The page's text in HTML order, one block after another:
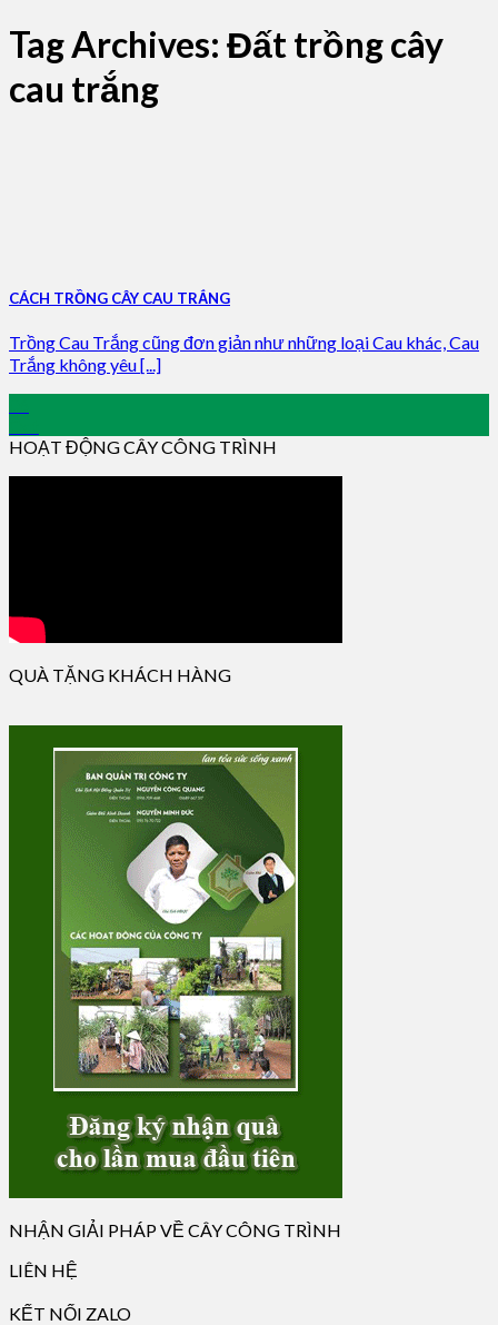
Tag Archives: Đất trồng cây
cau trắng
CÁCH TRỒNG CÂY CAU TRẮNG
Trồng Cau Trắng cũng đơn giản như những loại Cau khác, Cau
Trắng không yêu [...]
HOẠT ĐỘNG CÂY CÔNG TRÌNH
QUÀ TẶNG KHÁCH HÀNG
NHẬN GIẢI PHÁP VỀ CÂY CÔNG TRÌNH
LIÊN HỆ
KẾT NỐI ZALO